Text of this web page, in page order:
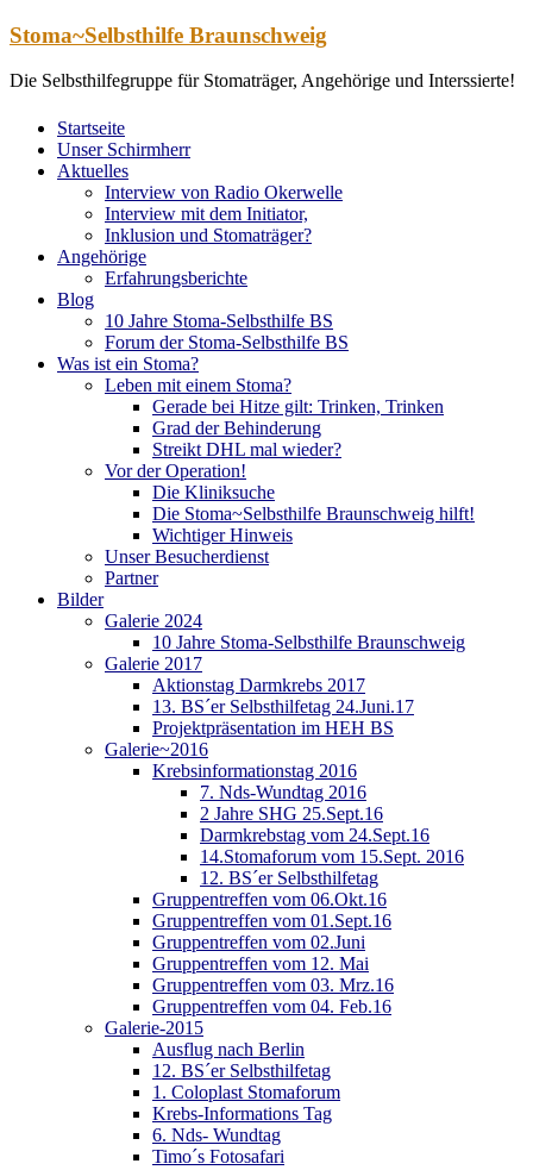
Zum
springen
Stoma~Selbsthilfe Braunschweig
Die Selbsthilfegruppe für Stomaträger, Angehörige und Interssierte!
Startseite
Unser Schirmherr
Aktuelles
Interview von Radio Okerwelle
Interview mit dem Initiator,
Inklusion und Stomaträger?
Angehörige
Erfahrungsberichte
Blog
10 Jahre Stoma-Selbsthilfe BS
Forum der Stoma-Selbsthilfe BS
Was ist ein Stoma?
Leben mit einem Stoma?
Gerade bei Hitze gilt: Trinken, Trinken
Grad der Behinderung
Streikt DHL mal wieder?
Vor der Operation!
Die Kliniksuche
Die Stoma~Selbsthilfe Braunschweig hilft!
Wichtiger Hinweis
Unser Besucherdienst
Partner
Bilder
Galerie 2024
10 Jahre Stoma-Selbsthilfe Braunschweig
Galerie 2017
Aktionstag Darmkrebs 2017
13. BS´er Selbsthilfetag 24.Juni.17
Projektpräsentation im HEH BS
Galerie~2016
Krebsinformationstag 2016
7. Nds-Wundtag 2016
2 Jahre SHG 25.Sept.16
Darmkrebstag vom 24.Sept.16
14.Stomaforum vom 15.Sept. 2016
12. BS´er Selbsthilfetag
Gruppentreffen vom 06.Okt.16
Gruppentreffen vom 01.Sept.16
Gruppentreffen vom 02.Juni
Gruppentreffen vom 12. Mai
Gruppentreffen vom 03. Mrz.16
Gruppentreffen vom 04. Feb.16
Galerie-2015
Ausflug nach Berlin
12. BS´er Selbsthilfetag
1. Coloplast Stomaforum
Krebs-Informations Tag
6. Nds- Wundtag
Timo´s Fotosafari